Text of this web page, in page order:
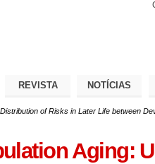
REVISTA NOTÍCIAS
of Risks in Later Life between
Aging: